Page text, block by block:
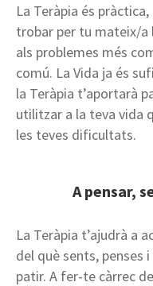
La Teràpia és
trobar per tu mateix/a
als problemes més
comú. La Vida ja és
la Teràpia t’aportarà
utilitzar a la teva vida
les teves dificultats.
A pensar,
La Teràpia t’ajudrà a
del què sents, penses
patir. A fer-te càrrec